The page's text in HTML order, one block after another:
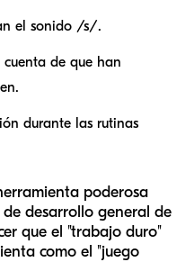
el sonido /s/.
de que han
durante las rutinas
poderosa
desarrollo general de
que el "trabajo duro"
como el "juego